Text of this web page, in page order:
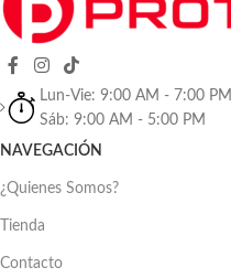
Lun-Vie: 9:00 AM - 7:00 PM
Sáb: 9:00 AM - 5:00 PM
NAVEGACIÓN
¿Quienes Somos?
Tienda
Contacto